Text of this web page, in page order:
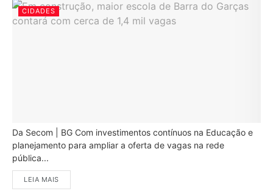
CIDADES
Da Secom | BG Com investimentos contínuos na Educação e
planejamento para ampliar a oferta de vagas na rede
pública...
LEIA MAIS